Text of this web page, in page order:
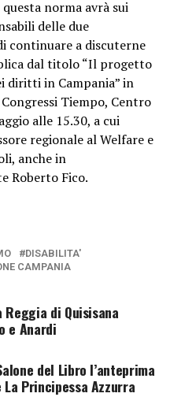
norma avrà sui
delle due
continuare a discuterne
dal titolo “Il progetto
diritti in Campania” in
Tiempo, Centro
alle 15.30, a cui
regionale al Welfare e
anche in
Roberto Fico.
DISABILITA'
CAMPANIA
di Quisisana
e Anardi
del Libro l’anteprima
Principessa Azzurra